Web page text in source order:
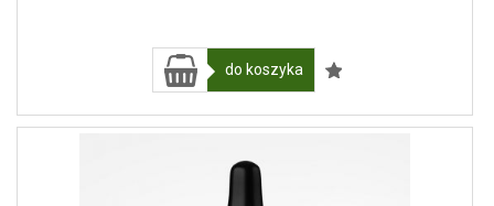
do koszyka